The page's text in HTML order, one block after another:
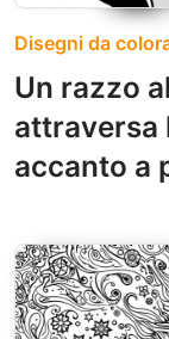
Disegni da
Un razzo
attraversa
accanto a